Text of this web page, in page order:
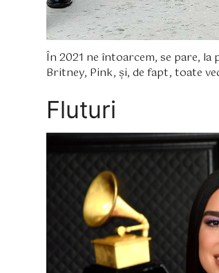
În 2021 ne întoarcem, se pare, la
Britney, Pink, și, de fapt, toate
Fluturi